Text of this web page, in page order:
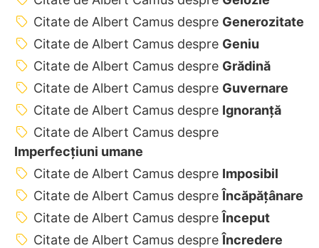
Citate de Albert Camus despre Generozitate
Citate de Albert Camus despre Geniu
Citate de Albert Camus despre Grădină
Citate de Albert Camus despre Guvernare
Citate de Albert Camus despre Ignoranță
Citate de Albert Camus despre
Imperfecțiuni umane
Citate de Albert Camus despre Imposibil
Citate de Albert Camus despreÎncăpățânare
Citate de Albert Camus despreÎnceput
Citate de Albert Camus despreÎncredere